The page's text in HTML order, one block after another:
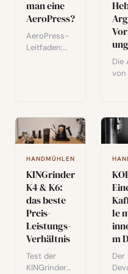
man eine
AeroPress?
AeroPress-
Leitfaden:
Ihrer
Zubereitunge
n. Ein
Extraktor,
der seit
2005 geliebt
wird.
ung
Die
von
ne
, die
und
HANDMÜHLEN
KINGrinder
K4 & K6:
das beste
Preis-
Leistungs-
Verhältnis
Test der
KINGrinder
le
m
Der